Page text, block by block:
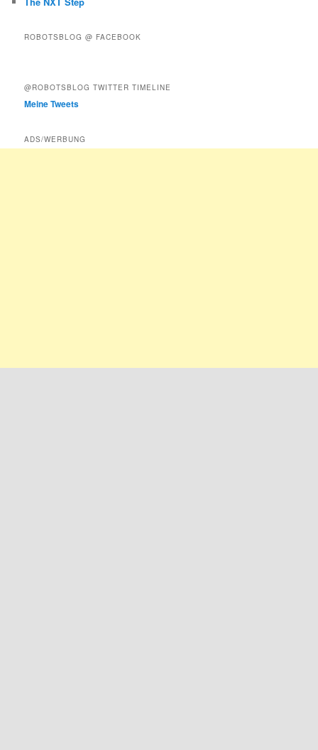
ROBOTSBLOG @ FACEBOOK
@ROBOTSBLOG TWITTER TIMELINE
Meine Tweets
ADS/WERBUNG